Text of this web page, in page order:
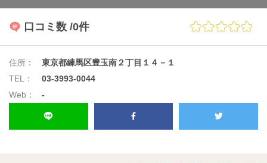
口コミ数 /0件
住所：
東京都練馬区豊玉南２丁目１４－１
TEL：
03-3993-0044
Web：
-